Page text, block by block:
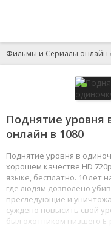
Фильмы и Сериалы онлайн
Поднятие уровня
онлайн в 1080
Поднятие уровня в
хорошем качестве HD
языке, бесплатно. 10 лет
где людям дозволено
преследующие и
суждено повысить свой
был охотником низшего